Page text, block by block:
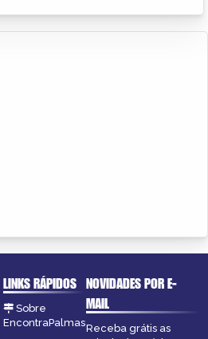
LINKS RÁPIDOS
Sobre
EncontraPalmas
NOVIDADES POR E-
MAIL
Receba grátis as